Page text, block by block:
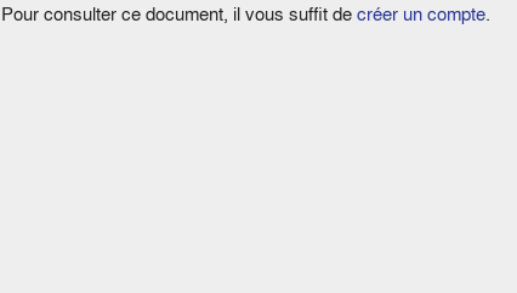
Pour consulter ce document, il vous suffit decréer un compte.